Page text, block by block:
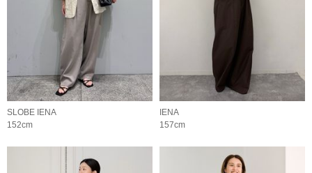
SLOBE IENA
152cm
IENA
157cm